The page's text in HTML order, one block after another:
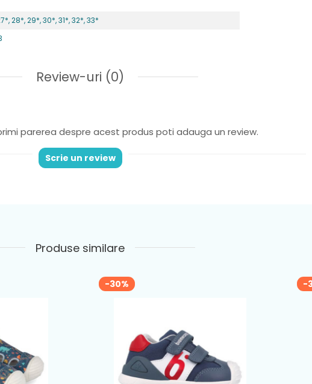
28*,29*,30*,31*,32*,33*
Review-uri (0)
parerea despre acest produs poti adauga un review.
Scrie un review
Produse similare
-30% -